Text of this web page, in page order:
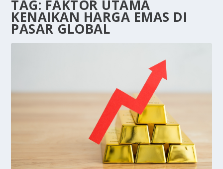
TAG: FAKTOR UTAMA
KENAIKAN HARGA EMAS DI
PASAR GLOBAL